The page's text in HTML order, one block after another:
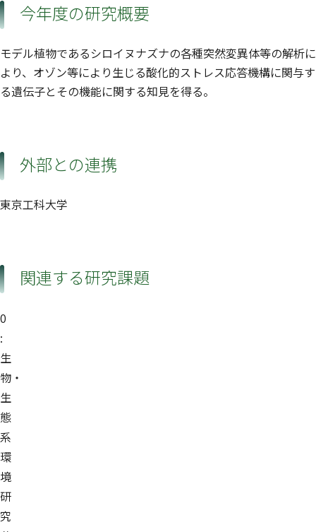
今年度の研究概要
モデル植物であるシロイヌナズナの各種突然変異体等の解析に
より、オゾン等により生じる酸化的ストレス応答機構に関与す
る遺伝子とその機能に関する知見を得る。
外部との連携
東京工科大学
関連する研究課題
0
:
生
物・
生
態
系
環
境
研
究